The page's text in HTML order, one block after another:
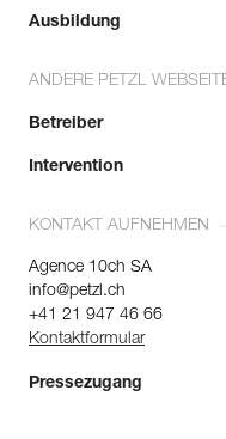
Ausbildung
ANDERE PETZL
Betreiber
Intervention
KONTAKT AUFNEHMEN
Agence 10ch SA
info@petzl.ch
+41 21 947 46 66
Kontaktformular
Pressezugang